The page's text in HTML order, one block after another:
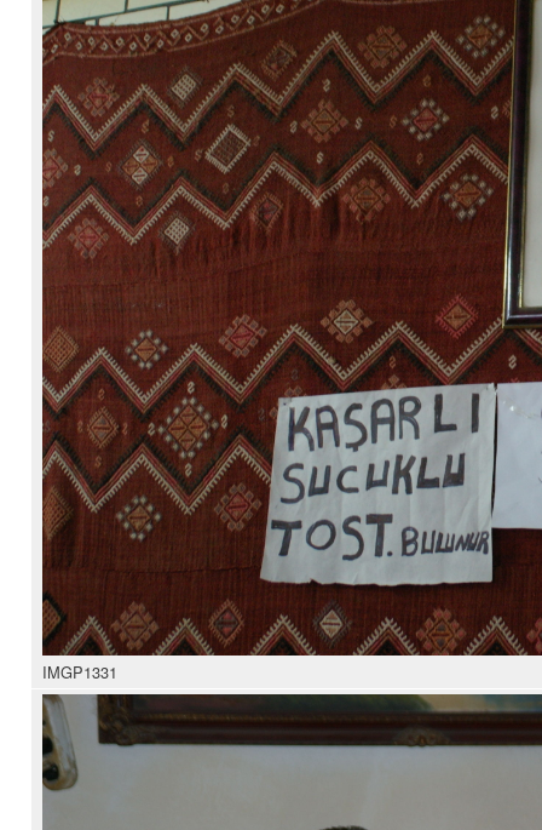
IMGP1331